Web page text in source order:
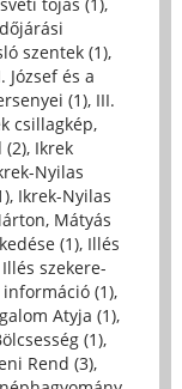
szentek (1),
József és a
(1), III.
csillagkép,
(2), Ikrek
Nyilas
, Ikrek-Nyilas
Mátyás
(1), Illés
Illés szekere-
információ (1),
Atyja (1),
(1),
Rend (3),